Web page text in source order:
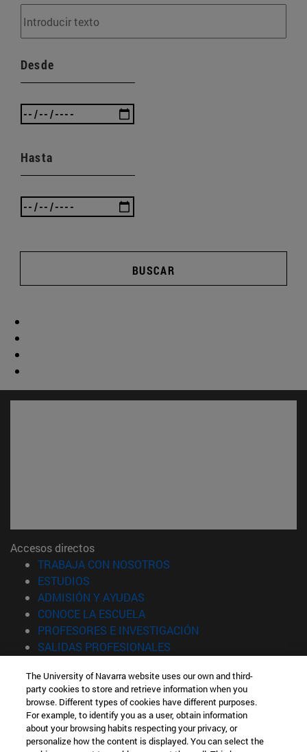
Desde
Hasta
BUSCAR
Accesos directos
TRABAJA CON NOSOTROS
ESTUDIOS
ADMISIÓN Y AYUDAS
CONOCE LA ESCUELA(abre en nueva ventana)
PROFESORES E INVESTIGACIÓN
SALIDAS PROFESIONALES
Información
TFNO +34 943 21 98 77
¿QUÉ GRADO TE INTERESA?
¿QUÉ MÁSTER TE INTERESA?
The University of Navarra website uses our own and third-
party cookies to store and retrieve information when you
browse. Different types of cookies have different purposes.
For example, to identify you as a user, obtain information
about your browsing habits respecting your privacy, or
personalize how the content is displayed. You can select the